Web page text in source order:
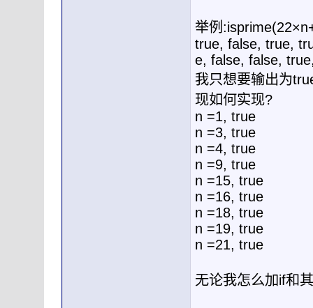
举例
true, false, true,
e, false, false,
我只想要输出为
现如何实现?
n =1, true
n =3, true
n =4, true
n =9, true
n =15, true
n =16, true
n =18, true
n =19, true
n =21, true
无论我怎么加if和